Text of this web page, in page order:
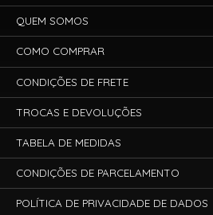
QUEM SOMOS
COMO COMPRAR
CONDIÇÕES DE FRETE
TROCAS E DEVOLUÇÕES
TABELA DE MEDIDAS
CONDIÇÕES DE PARCELAMENTO
POLÍTICA DE PRIVACIDADE DE DADOS